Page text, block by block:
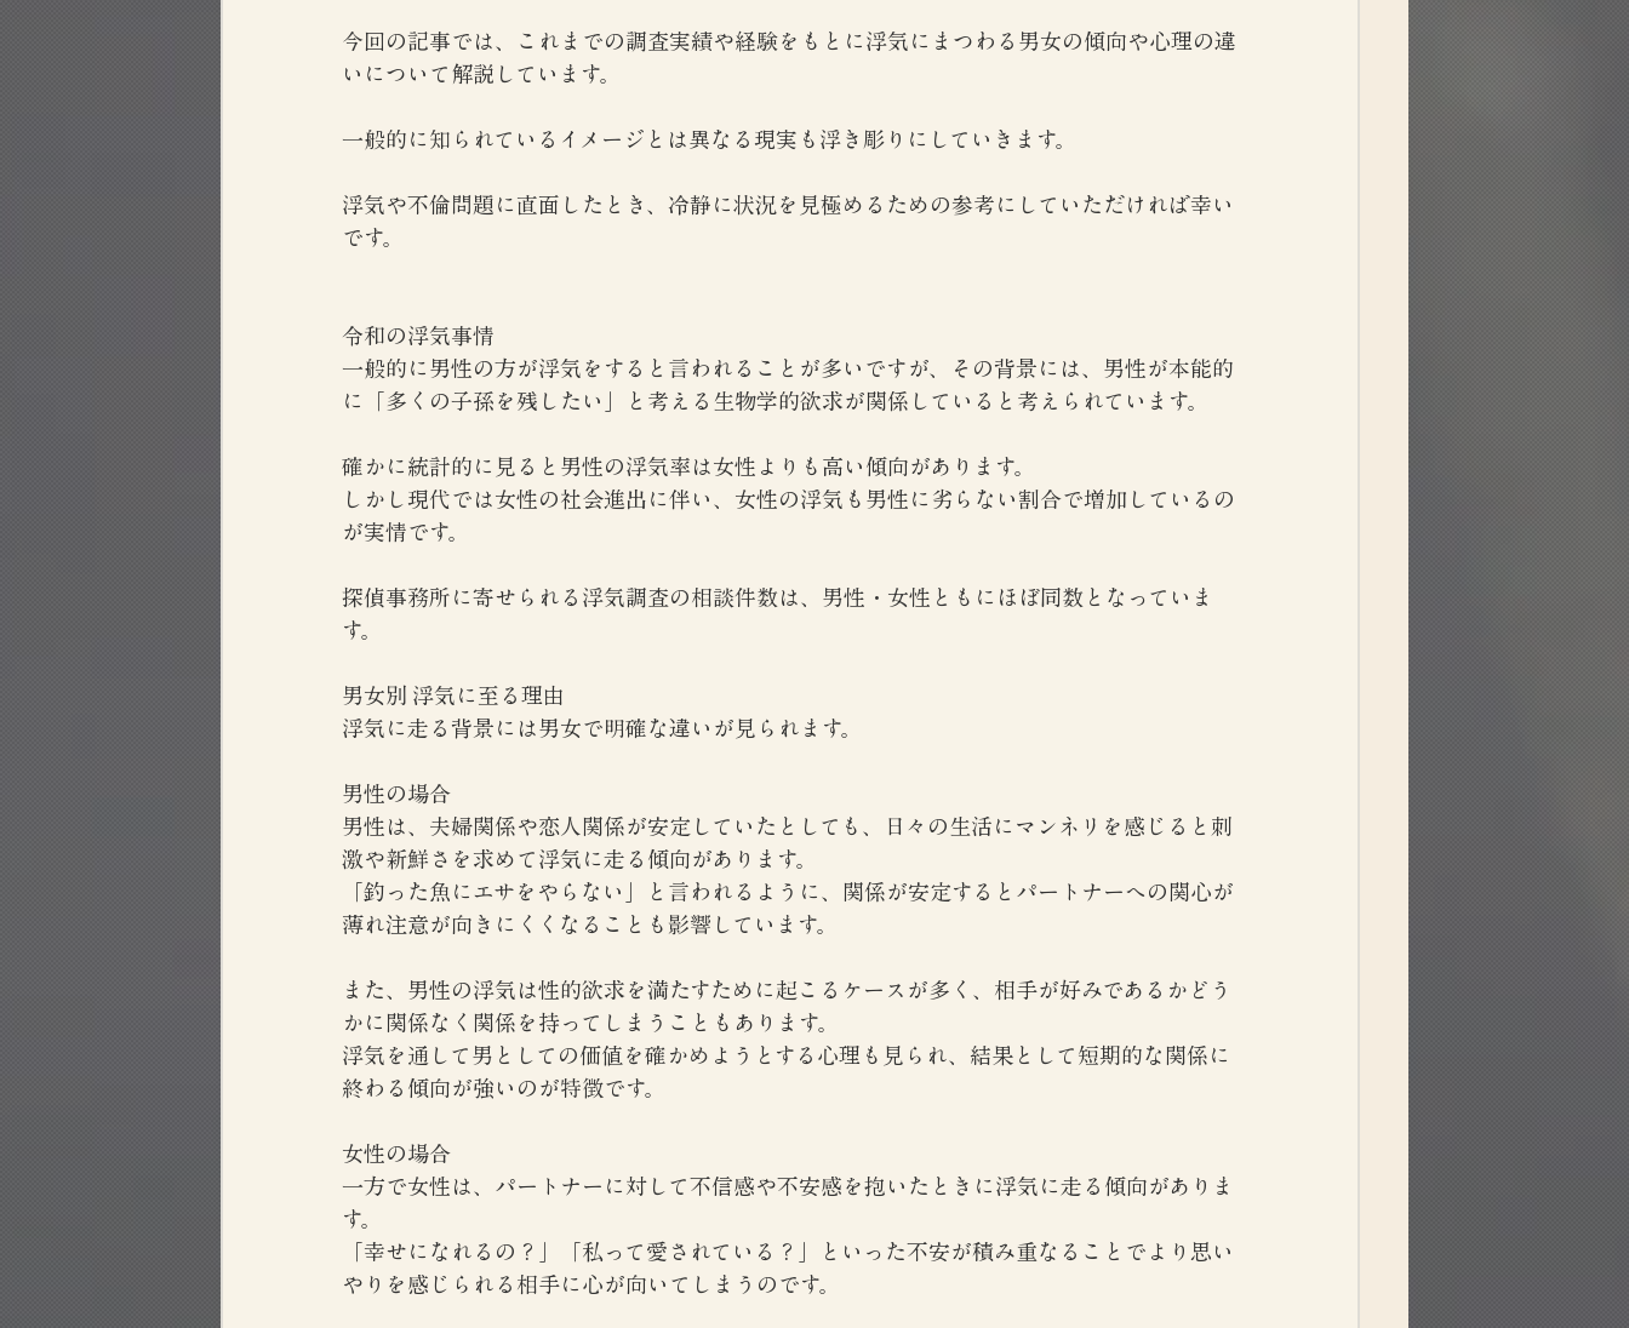
今回の記事では、これまでの調査実績や経験をもとに浮気にまつわる男女の傾向や心理の違
いについて解説しています。
一般的に知られているイメージとは異なる現実も浮き彫りにしていきます。
浮気や不倫問題に直面したとき、冷静に状況を見極めるための参考にしていただければ幸い
です。
令和の浮気事情
一般的に男性の方が浮気をすると言われることが多いですが、その背景には、男性が本能的
に「多くの子孫を残したい」と考える生物学的欲求が関係していると考えられています。
確かに統計的に見ると男性の浮気率は女性よりも高い傾向があります。
しかし現代では女性の社会進出に伴い、女性の浮気も男性に劣らない割合で増加しているの
が実情です。
探偵事務所に寄せられる浮気調査の相談件数は、男性・女性ともにほぼ同数となっていま
す。
男女別 浮気に至る理由
浮気に走る背景には男女で明確な違いが見られます。
男性の場合
男性は、夫婦関係や恋人関係が安定していたとしても、日々の生活にマンネリを感じると刺
激や新鮮さを求めて浮気に走る傾向があります。
「釣った魚にエサをやらない」と言われるように、関係が安定するとパートナーへの関心が
薄れ注意が向きにくくなることも影響しています。
また、男性の浮気は性的欲求を満たすために起こるケースが多く、相手が好みであるかどう
かに関係なく関係を持ってしまうこともあります。
浮気を通して男としての価値を確かめようとする心理も見られ、結果として短期的な関係に
終わる傾向が強いのが特徴です。
女性の場合
一方で女性は、パートナーに対して不信感や不安感を抱いたときに浮気に走る傾向がありま
す。
「幸せになれるの？」「私って愛されている？」といった不安が積み重なることでより思い
やりを感じられる相手に心が向いてしまうのです。